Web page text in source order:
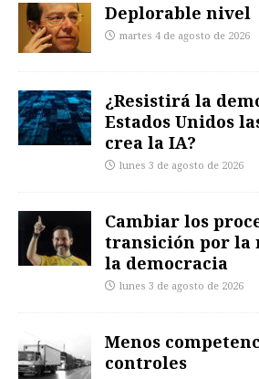
Deplorable nivel
martes 4 de agosto de 2026
¿Resistirá la
Estados Unidos
crea la IA?
lunes 3 de agosto de 2026
Cambiar los
transición por la
la democracia
lunes 3 de agosto de 2026
Menos
controles